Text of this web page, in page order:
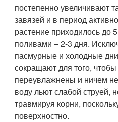
постепенно увеличивают
завязей и в период
растение приходилось
поливами – 2-3 дня.
пасмурные и холодные
сокращают для того,
переувлажнены и ничем
воду льют слабой струей,
травмируя корни,
поверхностно.